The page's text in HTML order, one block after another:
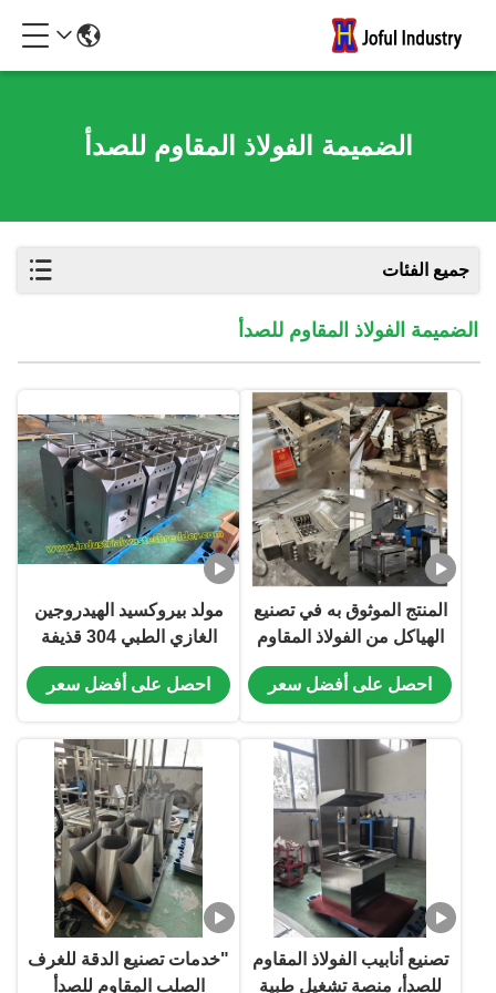
الضميمة الفولاذ المقاوم للصدأ
جميع الفئات
الضميمة الفولاذ المقاوم للصدأ
المنتج الموثوق به في تصنيع
الهياكل من الفولاذ المقاوم
للصدأ
احصل على أفضل سعر
مولد بيروكسيد الهيدروجين
الغازي الطبي 304 قذيفة
الفولاذ المقاوم للصدأ
خدمات المعالجة المخصصة
المقاوم للصدأ منتج CNC
الانحناء ليزر دقيق القطع
احصل على أفضل سعر
تصنيع أنابيب الفولاذ المقاوم
للصدأ، منصة تشغيل طبية
"خدمات تصنيع الدقة للغرف
الصلب المقاوم للصدأ